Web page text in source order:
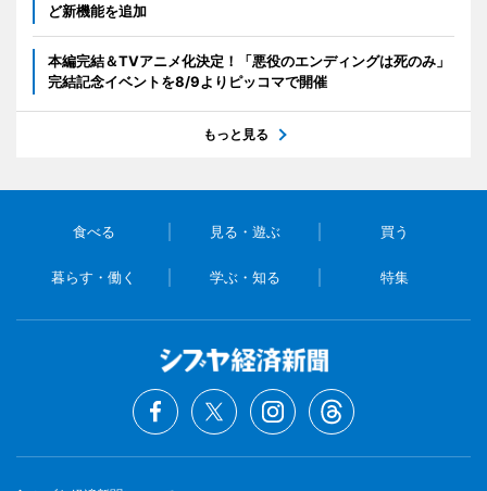
ど新機能を追加
本編完結＆TVアニメ化決定！「悪役のエンディングは死のみ」
完結記念イベントを8/9よりピッコマで開催
もっと見る
食べる 見る・遊ぶ 買う
暮らす・働く 学ぶ・知る 特集